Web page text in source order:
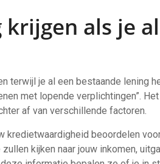
krijgen als je
terwijl je al een bestaande lening
met lopende verplichtingen”.
af van verschillende factoren.
kredietwaardigheid beoordelen
kijken naar jouw inkomen,